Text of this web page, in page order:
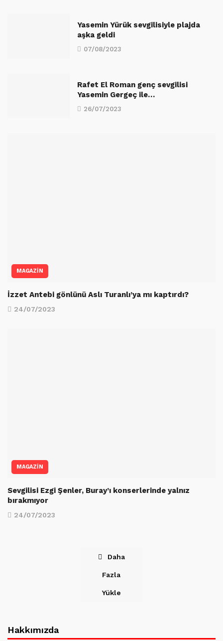
Yasemin Yürük sevgilisiyle plajda
aşka geldi
07/08/2023
Rafet El Roman genç sevgilisi
Yasemin Gergeç ile…
26/07/2023
MAGAZİN
İzzet Antebi gönlünü Aslı Turanlı’ya mı kaptırdı?
24/07/2023
MAGAZİN
Sevgilisi Ezgi Şenler, Buray’ı konserlerinde yalnız
bırakmıyor
24/07/2023
Daha
Fazla
Yükle
Hakkımızda